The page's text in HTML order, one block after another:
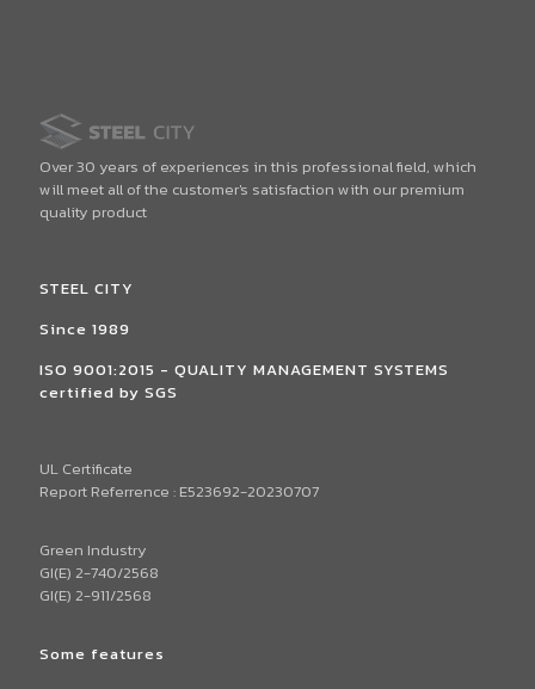
Over 30 years of experiences in this professional field, which
will meet all of the customer's satisfaction with our premium
quality product
STEEL CITY
Since 1989
ISO 9001:2015 - QUALITY MANAGEMENT SYSTEMS
certified by SGS
UL Certificate
Report Referrence : E523692-20230707
Green Industry
GI(E) 2-740/2568
GI(E) 2-911/2568
Some features